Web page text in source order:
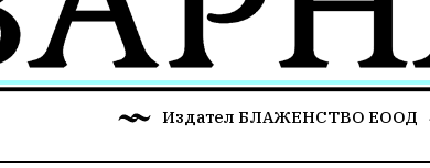
Издател БЛАЖЕНСТВО ЕООД